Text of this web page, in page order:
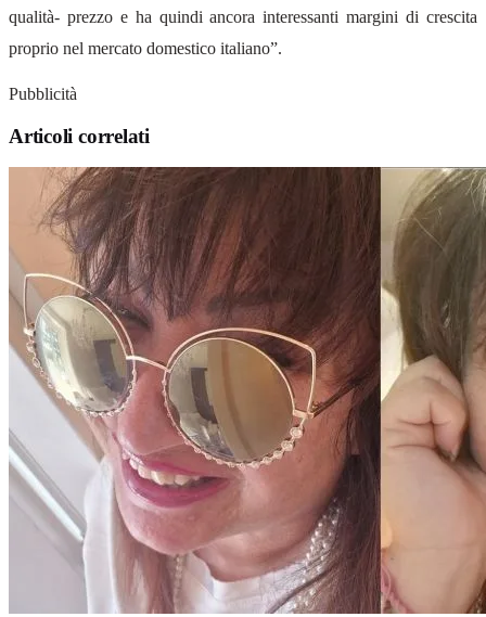
qualità- prezzo e ha quindi ancora interessanti margini di crescita
proprio nel mercato domestico italiano”.
Pubblicità
Articoli correlati